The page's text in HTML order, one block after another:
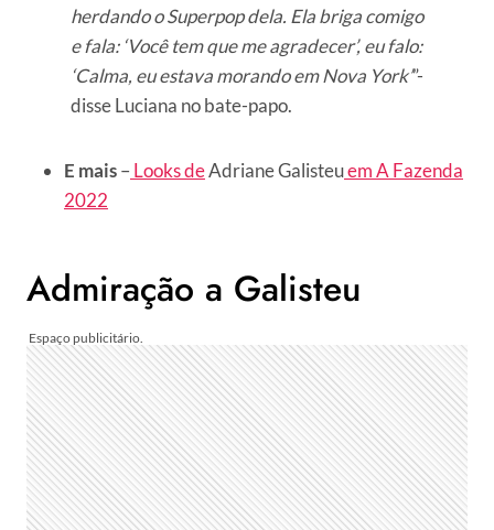
herdando o Superpop dela. Ela briga comigo
e fala: ‘Você tem que me agradecer’, eu falo:
‘Calma, eu estava morando em Nova York’”-
disse Luciana no bate-papo.
E mais– Looks deAdriane Galisteuem A Fazenda
2022
Admiração a Galisteu